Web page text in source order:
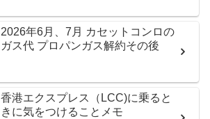
2026年6月、7月 カセットコンロの
ガス代 プロパンガス解約その後
香港エクスプレス（LCC)に乗ると
きに気をつけることメモ